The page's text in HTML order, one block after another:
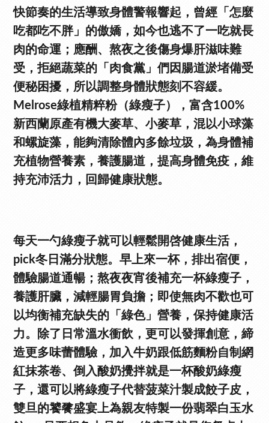
快節奏的生活導致身體警報響起，曾經「怎麼
吃都吃不胖」的傲嬌，如今也逃不了一吃就長
肉的命運；應酬、熬夜之後傷身爆肝滋味難
受，拒絕蔬菜的「肉食黨」們因腸道淤堵備受
便秘困擾，所以調整身體狀態刻不容緩。
Melrose綠植精粹粉（綠瘦子），富含100%
新西蘭原產有機大麥草、小麥草，混以小球藻
和螺旋藻，能夠清除體內多餘垃圾，為身體補
充植物營養素，養護腸道，提高身體免疫，維
持充沛活力，回歸健康狀態。
每天一勺綠瘦子就可以輕鬆開啓健康生活，
pick冬日滿分狀態。早上來一杯，排出宿便，
體驗腸道通暢；熬夜夜宵後補充一杯綠瘦子，
養護肝臟，減輕腸胃負擔；即使無肉不歡也可
以均衡補充缺失的「綠色」營養，保持健康活
力。除了日常溫水衝飲，更可以發揮創意，締
造更多味蕾體驗，加入牛奶跟低筋麵粉自制網
紅抹茶卷、倒入酸奶攪拌就是一杯酸奶綠瘦
子，還可以將綠瘦子代替菠菜汁製成餃子皮，
雙旦的饕餮盛宴上為親友特製一份翡翠白玉水